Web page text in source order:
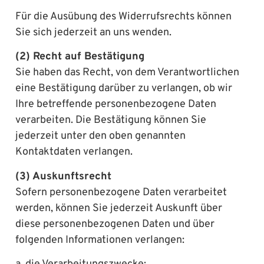
Für die Ausübung des Widerrufsrechts können
Sie sich jederzeit an uns wenden.
(2) Recht auf Bestätigung
Sie haben das Recht, von dem Verantwortlichen
eine Bestätigung darüber zu verlangen, ob wir
Ihre betreffende personenbezogene Daten
verarbeiten. Die Bestätigung können Sie
jederzeit unter den oben genannten
Kontaktdaten verlangen.
(3) Auskunftsrecht
Sofern personenbezogene Daten verarbeitet
werden, können Sie jederzeit Auskunft über
diese personenbezogenen Daten und über
folgenden Informationen verlangen: